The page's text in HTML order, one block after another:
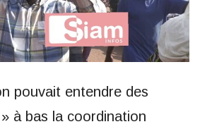
pouvait entendre des
à bas la coordination